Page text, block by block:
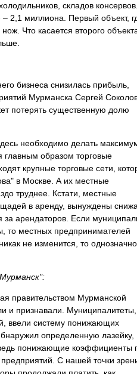
складов консервов.
2,1 миллиона. Первый объект,
Что касается второго
бизнеса снизилась прибыль,
Мурманска Сергей
потерять существенную долю
необходимо делать
главным образом торговые
крупные торговые сети,
в Москве. А их местные
труднее. Кстати, местные
в аренду, вынуждены
за арендаторов. Если
то местных предпринимателей
не изменится, то
правительством Мурманской
и признавали. Муниципалитеты,
ввели систему понижающих
определенную лазейку,
понижающие коэффициенты
С нашей точки